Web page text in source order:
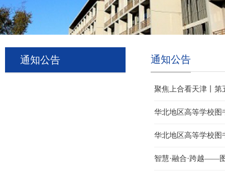
通知公告 通知公告
聚焦上合看天津丨第
华北地区高等学校图
华北地区高等学校图
智慧·融合·跨越——